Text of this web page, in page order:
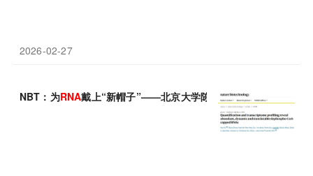
2026-02-27
NBT：为RNA戴上“新帽子”——北京大学陈雪梅/胡昊发现一类神